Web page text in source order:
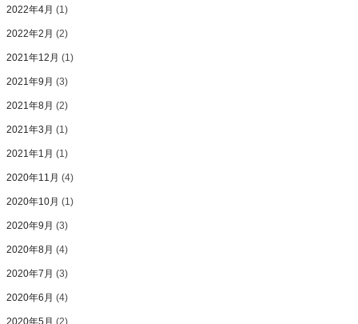
2022年4月 (1)
2022年2月 (2)
2021年12月 (1)
2021年9月 (3)
2021年8月 (2)
2021年3月 (1)
2021年1月 (1)
2020年11月 (4)
2020年10月 (1)
2020年9月 (3)
2020年8月 (4)
2020年7月 (3)
2020年6月 (4)
2020年5月 (2)